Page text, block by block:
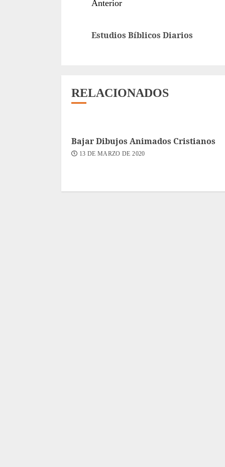
Sigue
Anterior
Estudios Bíblicos Diarios
RELACIONADOS
Bajar Dibujos Animados Cristianos
13 DE MARZO DE 2020